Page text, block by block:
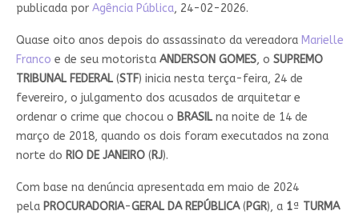
publicada por Agência Pública, 24-02-2026.
Quase oito anos depois do assassinato da vereadora Marielle
Franco e de seu motorista ANDERSON GOMES, o SUPREMO
TRIBUNAL FEDERAL(STF) inicia nesta terça-feira, 24 de
fevereiro, o julgamento dos acusados de arquitetar e
ordenar o crime que chocou o BRASILna noite de 14 de
março de 2018, quando os dois foram executados na zona
norte do RIO DE JANEIRO(RJ).
Com base na denúncia apresentada em maio de 2024
pela PROCURADORIA-GERAL DA REPÚBLICA(PGR), a 1ª TURMA